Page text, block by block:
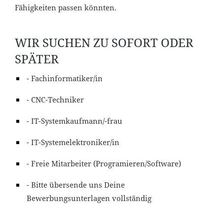
Fähigkeiten passen könnten.
WIR SUCHEN ZU SOFORT ODER
SPÄTER
- Fachinformatiker/in
- CNC-Techniker
- IT-Systemkaufmann/-frau
- IT-Systemelektroniker/in
- Freie Mitarbeiter (Programieren/Software)
- Bitte übersende uns Deine
Bewerbungsunterlagen vollständig